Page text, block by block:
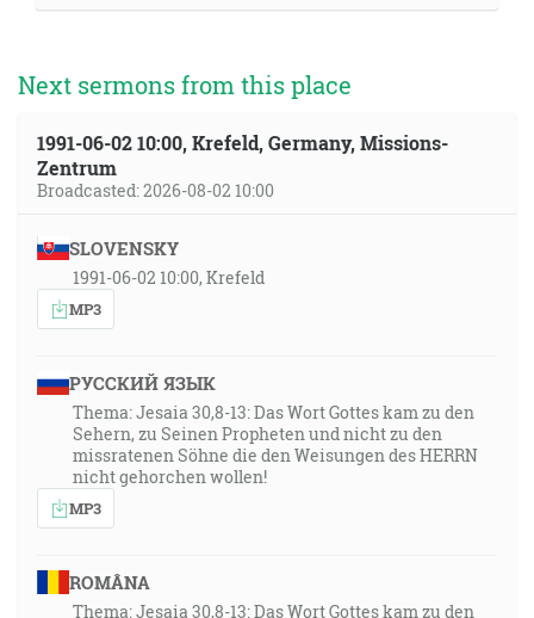
Next sermons from this place
1991-06-02 10:00, Krefeld, Germany, Missions-
Zentrum
Broadcasted: 2026-08-02 10:00
SLOVENSKY
1991-06-02 10:00, Krefeld
MP3
РУССКИЙ ЯЗЫК
Thema: Jesaia 30,8-13: Das Wort Gottes kam zu den
Sehern, zu Seinen Propheten und nicht zu den
missratenen Söhne die den Weisungen des HERRN
nicht gehorchen wollen!
MP3
ROMÂNA
Thema: Jesaia 30,8-13: Das Wort Gottes kam zu den